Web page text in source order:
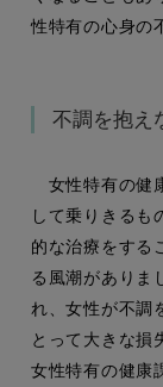
性特有の心身の
不調を抱え
女性特有の健
して乗りきるも
的な治療をする
る風潮がありま
れ、女性が不調
とって大きな損
女性特有の健康